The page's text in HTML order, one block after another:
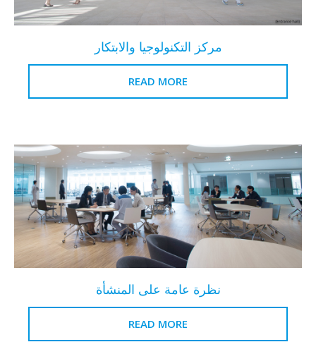
مركز التكنولوجيا والابتكار
READ MORE
نظرة عامة على المنشأة
READ MORE